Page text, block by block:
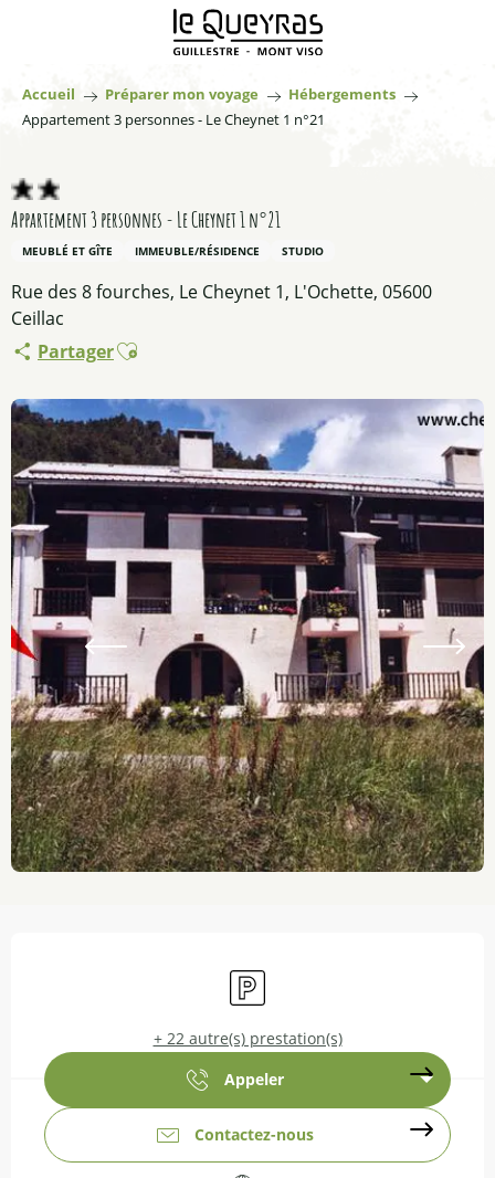
principal
Accueil Préparer mon voyage
Hébergements
Appartement 3 personnes - Le Cheynet 1 n°21
Appartement 3 personnes - Le Cheynet 1 n°21
MEUBLÉ ET GÎTE IMMEUBLE/RÉSIDENCE STUDIO
Rue des 8 fourches, Le Cheynet 1, L'Ochette, 05600
Ceillac
PartagerAjouter aux favoris
Parking
+ 22 autre(s) prestation(s)
Appeler
Contactez-nous